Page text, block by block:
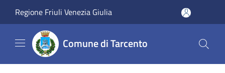
Regione Friuli Venezia Giulia
Comune di Tarcento